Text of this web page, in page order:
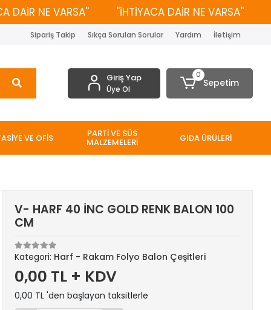
NE VARSA'' ''İHTİYACA DAİR NE VARSA''
Sipariş Takip Sıkça Sorulan Sorular Yardım İletişim
Giriş Yap
Üye Ol
0
Sepetim
VE OFİS PARTİ VE SÜS
MALZEMELERİ GIDA ÜRÜLERİ
V- HARF 40 İNC GOLD RENK BALON 100
CM
Kategori: Harf - Rakam Folyo Balon Çeşitleri
0,00 TL + KDV
0,00 TL 'den başlayan taksitlerle